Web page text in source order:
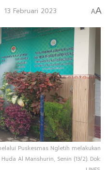
13 Februari 2023 AA
Puskesmas Ngletih melakukan
Al Manshurin, Senin (13/2). Dok: